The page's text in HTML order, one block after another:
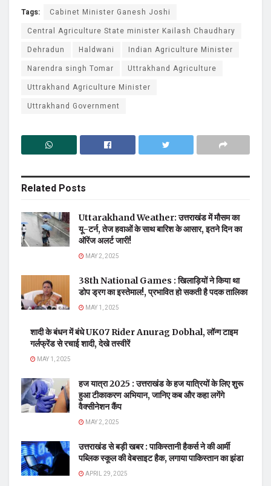
Tags:
Cabinet Minister Ganesh Joshi
Central Agriculture State minister Kailash Chaudhary
Dehradun
Haldwani
Indian Agriculture Minister
Narendra singh Tomar
Uttrakhand Agriculture
Uttrakhand Agriculture Minister
Uttrakhand Government
Related Posts
Uttarakhand Weather: उत्तराखंड में मौसम का
यू-टर्न, तेज हवाओं के साथ बारिश के आसार, इतने दिन का
ऑरेंज अलर्ट जारी!
MAY 2, 2025
38th National Games : खिलाड़ियों ने किया था
डोप ड्रग का इस्तेमाल!, प्रभावित हो सकती है पदक तालिका
MAY 1, 2025
शादी के बंधन में बंधे UK07 Rider Anurag Dobhal, लॉन्ग टाइम
गर्लफ्रेंड से रचाई शादी, देखे तस्वीरें
MAY 1, 2025
हज यात्रा 2025 : उत्तराखंड के हज यात्रियों के लिए शुरू
हुआ टीकाकरण अभियान, जानिए कब और कहा लगेंगे
वैक्सीनेशन कैंप
MAY 2, 2025
उत्तराखंड से बड़ी खबर : पाकिस्तानी हैकर्स ने की आर्मी
पब्लिक स्कूल की वेबसाइट हैक, लगाया पाकिस्तान का झंडा
APRIL 29, 2025